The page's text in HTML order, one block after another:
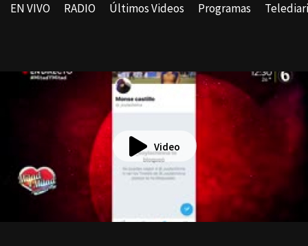
EN VIVO RADIO Últimos Videos Programas
Video